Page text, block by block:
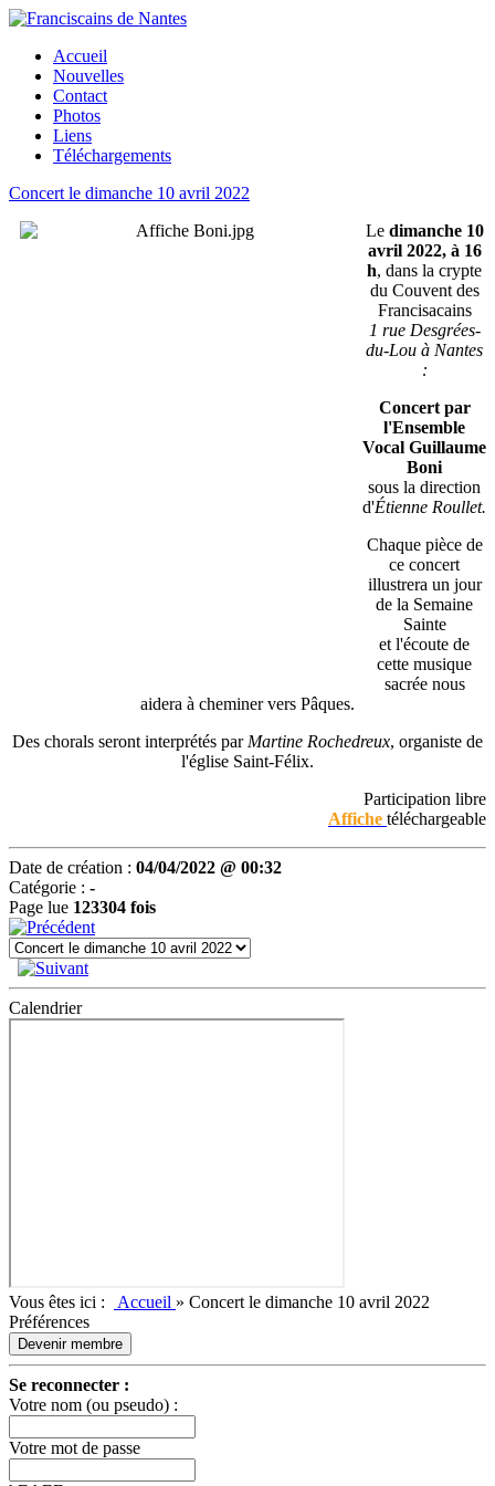
Accueil
Nouvelles
Contact
Photos
Liens
Téléchargements
Concert le dimanche 10 avril 2022
Le dimanche 10
avril 2022, à 16
h, dans la crypte
du Couvent des
Francisacains
1 rue Desgrées-
du-Lou à Nantes
:
Concert par
l'Ensemble
Vocal Guillaume
Boni
sous la direction
d'Étienne Roullet.
Chaque pièce de
ce concert
illustrera un jour
de la Semaine
Sainte
et l'écoute de
cette musique
sacrée nous
aidera à cheminer vers Pâques.
Des chorals seront interprétés par Martine Rochedreux, organiste de
l'église Saint-Félix.
Participation libre
Affiche téléchargeable
Date de création : 04/04/2022 @ 00:32
Catégorie : -
Page lue 123304 fois
Calendrier
Vous êtes ici : Accueil » Concert le dimanche 10 avril 2022
Préférences
Devenir membre
Se reconnecter :
Votre nom (ou pseudo) :
Votre mot de passe